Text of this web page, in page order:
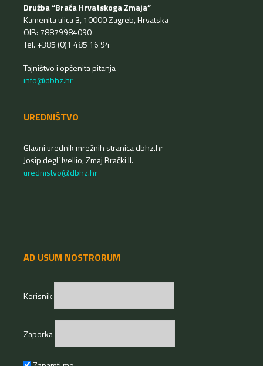
Družba “Braća Hrvatskoga Zmaja”
Kamenita ulica 3, 10000 Zagreb, Hrvatska
OIB: 78879984090
Tel. +385 (0)1 485 16 94
Tajništvo i općenita pitanja
info@dbhz.hr
UREDNIŠTVO
Glavni urednik mrežnih stranica dbhz.hr
Josip degl’ Ivellio, Zmaj Brački II.
urednistvo@dbhz.hr
AD USUM NOSTRORUM
Korisnik
Zaporka